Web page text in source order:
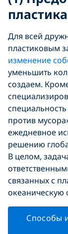
Для всей
пластиковым
изменение
уменьшить
создаем.
специальность
против
ежедневное
решению
В целом,
связанных с
океаническую
Способы